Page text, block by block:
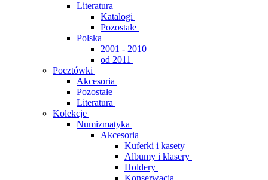
Literatura
Katalogi
Pozostałe
Polska
2001 - 2010
od 2011
Pocztówki
Akcesoria
Pozostałe
Literatura
Kolekcje
Numizmatyka
Akcesoria
Kuferki i kasety
Albumy i klasery
Holdery
Konserwacja